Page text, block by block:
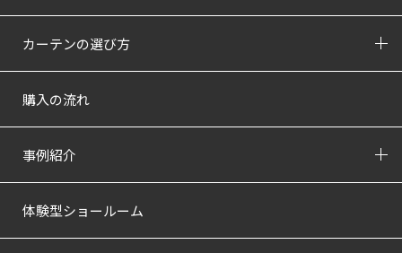
カーテンの選び方
購入の流れ
事例紹介
体験型ショールーム